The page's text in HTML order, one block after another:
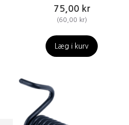
75,00 kr
(60,00 kr)
Læg i kurv